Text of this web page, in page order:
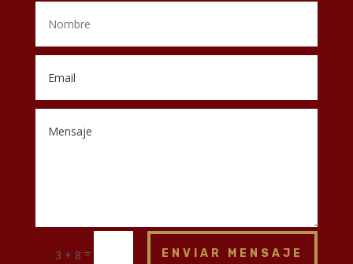
3 + 8 = ENVIAR MENSAJE